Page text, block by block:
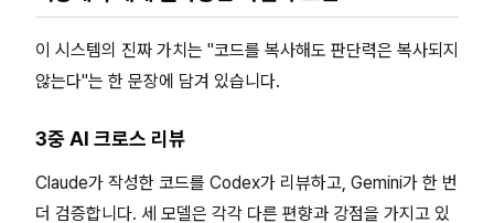
이 시스템의 진짜 가치는 "코드를 복사해도 판단력은 복사되지
않는다"는 한 문장에 담겨 있습니다.
3중 AI 크로스 리뷰
Claude가 작성한 코드를 Codex가 리뷰하고, Gemini가 한 번
더 검증합니다. 세 모델은 각각 다른 편향과 강점을 가지고 있